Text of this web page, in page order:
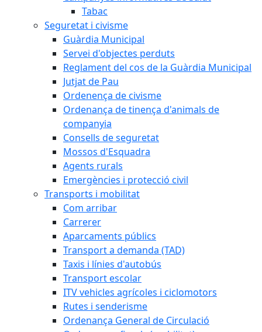
Tabac
Seguretat i civisme
Guàrdia Municipal
Servei d'objectes perduts
Reglament del cos de la Guàrdia Municipal
Jutjat de Pau
Ordenença de civisme
Ordenança de tinença d'animals de
companyia
Consells de seguretat
Mossos d'Esquadra
Agents rurals
Emergències i protecció civil
Transports i mobilitat
Com arribar
Carrerer
Aparcaments públics
Transport a demanda (TAD)
Taxis i línies d'autobús
Transport escolar
ITV vehicles agrícoles i ciclomotors
Rutes i senderisme
Ordenança General de Circulació